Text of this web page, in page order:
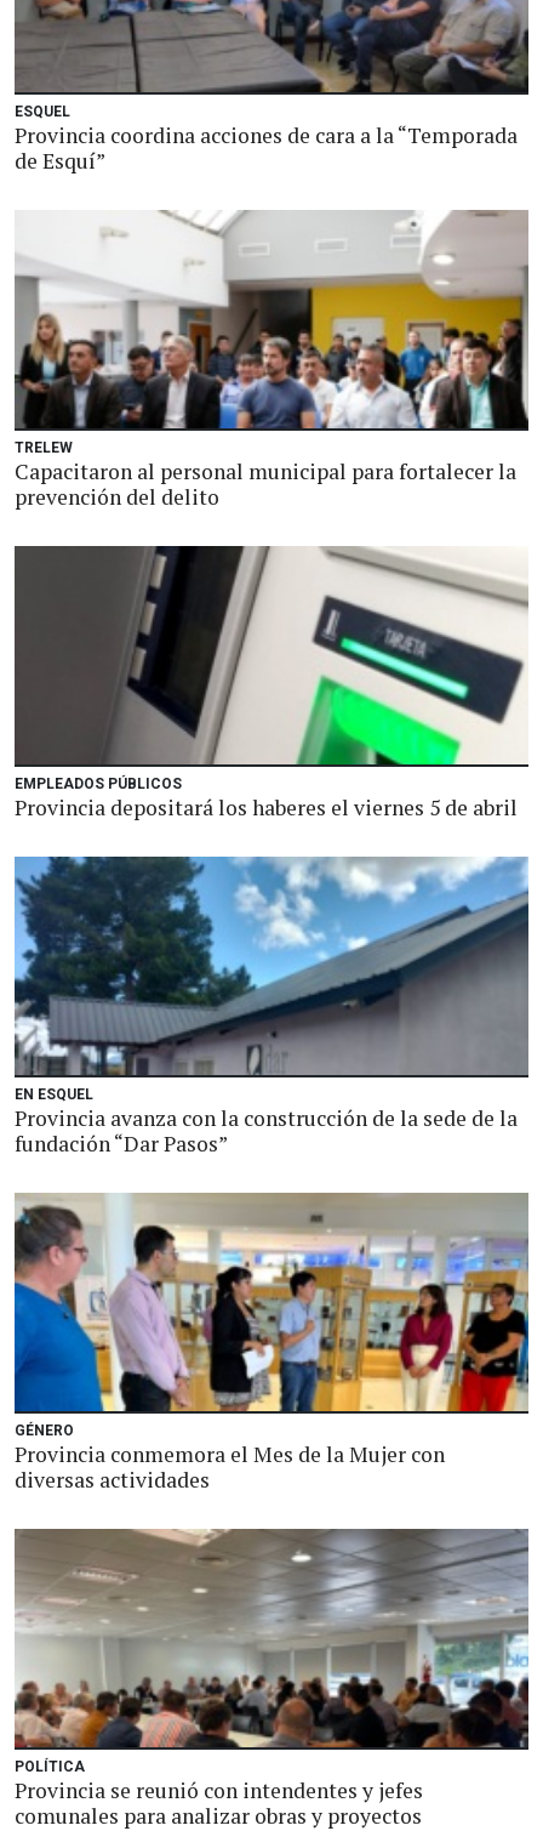
ESQUEL
Provincia coordina acciones de cara a la “Temporada
de Esquí”
TRELEW
Capacitaron al personal municipal para fortalecer la
prevención del delito
EMPLEADOS PÚBLICOS
Provincia depositará los haberes el viernes 5 de abril
EN ESQUEL
Provincia avanza con la construcción de la sede de la
fundación “Dar Pasos”
GÉNERO
Provincia conmemora el Mes de la Mujer con
diversas actividades
POLÍTICA
Provincia se reunió con intendentes y jefes
comunales para analizar obras y proyectos